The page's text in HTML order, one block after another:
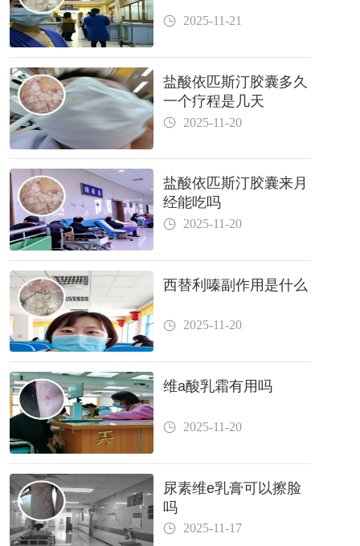
2025-11-21
盐酸依匹斯汀胶囊多久
一个疗程是几天
2025-11-20
盐酸依匹斯汀胶囊来月
经能吃吗
2025-11-20
西替利嗪副作用是什么
2025-11-20
维a酸乳霜有用吗
2025-11-20
尿素维e乳膏可以擦脸
吗
2025-11-17